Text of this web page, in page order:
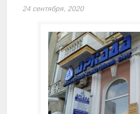
24 сентября, 2020